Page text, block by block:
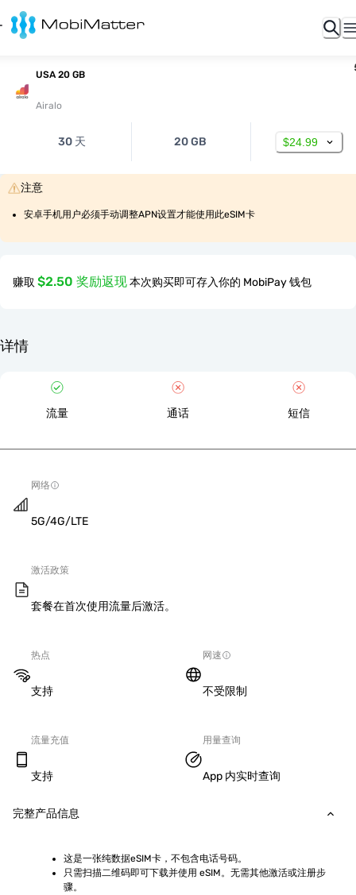
USA 20 GB
Airalo
30 天 20 GB $24.99
注意
安卓手机用户必须手动调整APN设置才能使用此eSIM卡
赚取 $2.50 奖励返现本次购买即可存入你的 MobiPay 钱包
详情
流量 通话 短信
网络
5G/4G/LTE
激活政策
套餐在首次使用流量后激活。
热点
支持
网速
不受限制
流量充值
支持
用量查询
App 内实时查询
完整产品信息
这是一张纯数据eSIM卡，不包含电话号码。
只需扫描二维码即可下载并使用 eSIM。无需其他激活或注册步
骤。